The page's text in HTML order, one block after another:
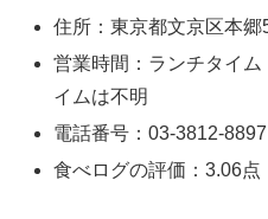
住所：東京都文京区本郷
営業時間：ランチタイ
イムは不明
電話番号：03-3812-8897
食べログの評価：3.06点